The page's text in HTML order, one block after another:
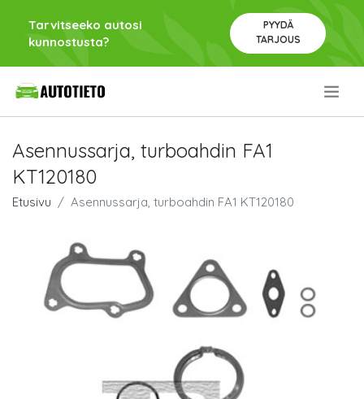
Tarvitseeko autosi
kunnostusta?
PYYDÄ
TARJOUS
Asennussarja, turboahdin FA1
KT120180
Etusivu Asennussarja, turboahdin FA1 KT120180